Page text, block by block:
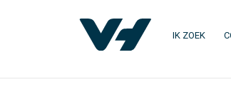
IK ZOEK